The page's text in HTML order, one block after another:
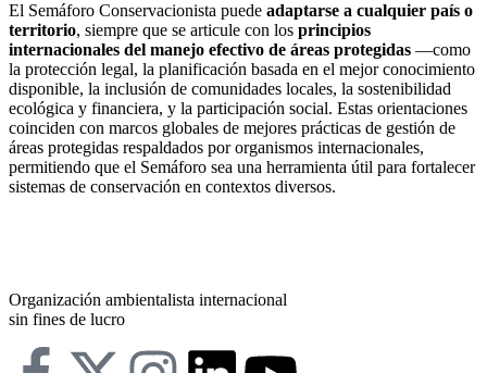
El Semáforo Conservacionista puede adaptarse a cualquier país o
territorio, siempre que se articule con los principios
internacionales del manejo efectivo de áreas protegidas —como
la protección legal, la planificación basada en el mejor conocimiento
disponible, la inclusión de comunidades locales, la sostenibilidad
ecológica y financiera, y la participación social. Estas orientaciones
coinciden con marcos globales de mejores prácticas de gestión de
áreas protegidas respaldados por organismos internacionales,
permitiendo que el Semáforo sea una herramienta útil para fortalecer
sistemas de conservación en contextos diversos.
Organización ambientalista internacional
sin fines de lucro